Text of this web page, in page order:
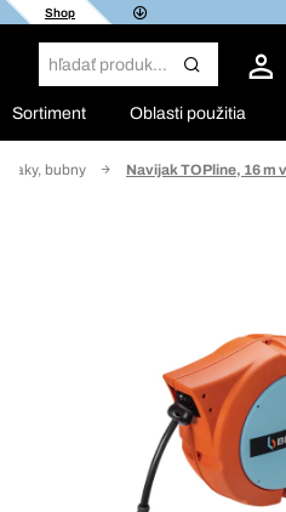
Shop
Sortiment Oblasti použitia
bubny Navijak TOPline, 16 m